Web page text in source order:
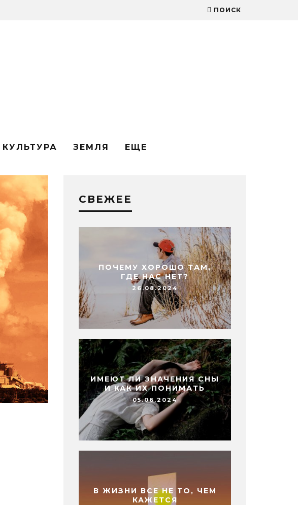
ПОИСК
КУЛЬТУРА ЗЕМЛЯ ЕЩЕ
СВЕЖЕЕ
ПОЧЕМУ ХОРОШО ТАМ,
ГДЕ НАС НЕТ?
26.08.2024
ИМЕЮТ ЛИ ЗНАЧЕНИЯ СНЫ
И КАК ИХ ПОНИМАТЬ
05.06.2024
В ЖИЗНИ ВСЕ НЕ ТО, ЧЕМ
КАЖЕТСЯ